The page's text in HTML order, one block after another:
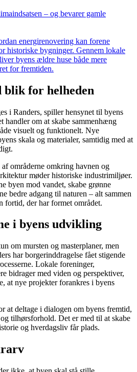
– og bevarer gamle
energirenovering kan forene
historiske bygninger. Gennem lokale
byens ældre huse både mere
for fremtiden.
for helheden
i Randers, spiller hensynet til byens
om at skabe sammenhæng
visuelt og funktionelt. Nye
skala og materialer, samtidig med at
områderne omkring havnen og
møder historiske industrimiljøer.
byen mod vandet, skabe grønne
bedre adgang til naturen – alt sammen
fortid, der har formet området.
i byens udvikling
om mursten og masterplaner, men
har borgerinddragelse fået stigende
Lokale foreninger,
bidrager med viden og perspektiver,
at nye projekter forankres i byens
at deltage i dialogen om byens fremtid,
tilhørsforhold. Det er med til at skabe
og hverdagsliv får plads.